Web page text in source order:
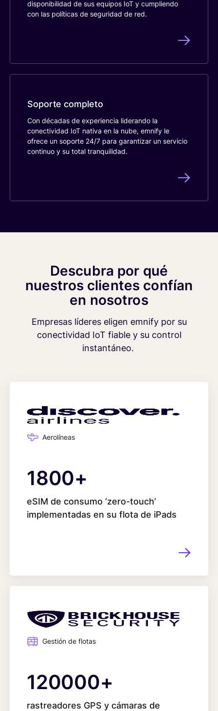
disponibilidad de sus equipos IoT y cumpliendo
con las políticas de seguridad de red.
Soporte completo
Con décadas de experiencia liderando la
conectividad IoT nativa en la nube, emnify le
ofrece un soporte 24/7 para garantizar un servicio
continuo y su total tranquilidad.
Descubra por qué
nuestros clientes confían
en nosotros
Empresas líderes eligen emnify por su
conectividad IoT fiable y su control
instantáneo.
Aerolíneas
18001800
+
eSIM de consumo ‘zero-touch’
implementadas en su flota de iPads
Gestión de flotas
120000120000
+
rastreadores GPS y cámaras de